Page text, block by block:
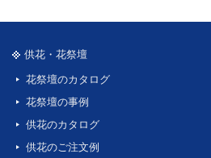
供花・花祭壇
花祭壇のカタログ
花祭壇の事例
供花のカタログ
供花のご注文例